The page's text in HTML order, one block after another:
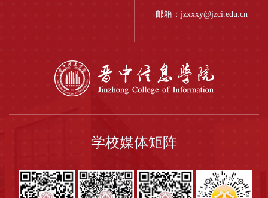
邮箱：jzxxxy@jzci.edu.cn
学校媒体矩阵